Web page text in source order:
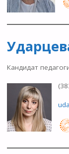
Кандидат